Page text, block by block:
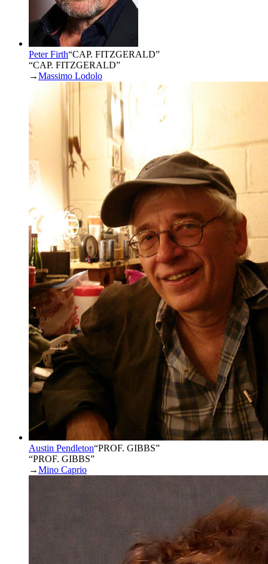
Peter Firth“CAP. FITZGERALD”
“CAP. FITZGERALD”
→Massimo Lodolo
Austin Pendleton“PROF. GIBBS”
“PROF. GIBBS”
→Mino Caprio